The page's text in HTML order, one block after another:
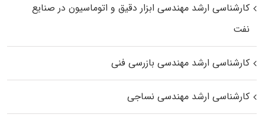
کارشناسی ارشد مهندسی ابزار دقیق و اتوماسیون در صنایع
نفت
کارشناسی ارشد مهندسی بازرسی فنی
کارشناسی ارشد مهندسی نساجی